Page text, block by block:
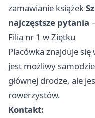
zamawianie książek
najczęstsze pytania
Filia nr 1 w Ziętku
Placówka znajduje
jest możliwy
głównej drodze, ale
rowerzystów.
Kontakt: